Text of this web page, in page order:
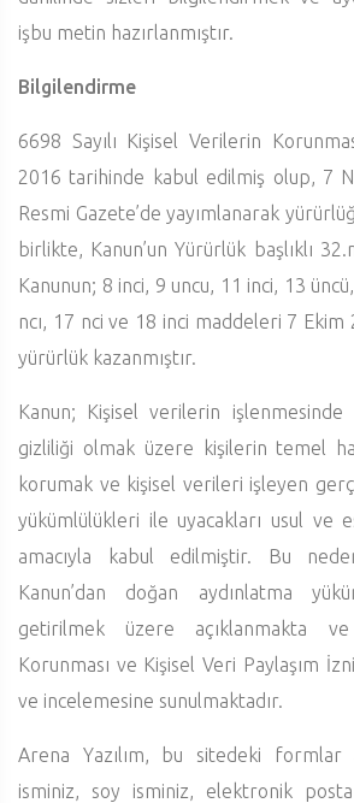
işbu metin hazırlanmıştır.
Bilgilendirme
6698 Sayılı Kişisel Verilerin
2016 tarihinde kabul edilmiş olup, 7
Resmi Gazete’de yayımlanarak
birlikte, Kanun’un Yürürlük başlıklı
Kanunun; 8 inci, 9 uncu, 11 inci, 13
ncı, 17 nci ve 18 inci maddeleri 7
yürürlük kazanmıştır.
Kanun; Kişisel verilerin işlenmesinde
gizliliği olmak üzere kişilerin temel
korumak ve kişisel verileri işleyen
yükümlülükleri ile uyacakları usul ve
amacıyla kabul edilmiştir. Bu
Kanun’dan doğan aydınlatma
getirilmek üzere açıklanmakta
Korunması ve Kişisel Veri Paylaşım
ve incelemesine sunulmaktadır.
Arena Yazılım, bu sitedeki formlar
isminiz, soy isminiz, elektronik